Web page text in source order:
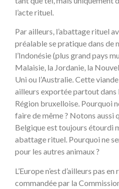
l’acte rituel.
Par ailleurs, l’abattage rituel
préalable se pratique dans de
l’Indonésie (plus grand pays
Malaisie, la Jordanie, la
Uni ou l’Australie. Cette
ailleurs exportée partout dans
Région bruxelloise. Pourquoi
faire de même ? Notons aussi
Belgique est toujours étourdi
abattage rituel. Pourquoi ne
pour les autres animaux ?
L’Europe n’est d’ailleurs pas
commandée par la